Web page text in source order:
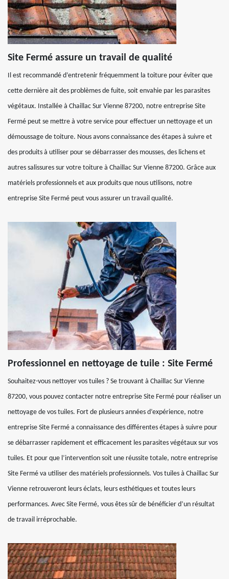
Site Fermé assure un travail de qualité
Il est recommandé d’entretenir fréquemment la toiture pour éviter que
cette dernière ait des problèmes de fuite, soit envahie par les parasites
végétaux. Installée à Chaillac Sur Vienne 87200, notre entreprise Site
Fermé peut se mettre à votre service pour effectuer un nettoyage et un
démoussage de toiture. Nous avons connaissance des étapes à suivre et
des produits à utiliser pour se débarrasser des mousses, des lichens et
autres salissures sur votre toiture à Chaillac Sur Vienne 87200. Grâce aux
matériels professionnels et aux produits que nous utilisons, notre
entreprise Site Fermé peut vous assurer un travail qualité.
Professionnel en nettoyage de tuile : Site Fermé
Souhaitez-vous nettoyer vos tuiles ? Se trouvant à Chaillac Sur Vienne
87200, vous pouvez contacter notre entreprise Site Fermé pour réaliser un
nettoyage de vos tuiles. Fort de plusieurs années d’expérience, notre
entreprise Site Fermé a connaissance des différentes étapes à suivre pour
se débarrasser rapidement et efficacement les parasites végétaux sur vos
tuiles. Et pour que l’intervention soit une réussite totale, notre entreprise
Site Fermé va utiliser des matériels professionnels. Vos tuiles à Chaillac Sur
Vienne retrouveront leurs éclats, leurs esthétiques et toutes leurs
performances. Avec Site Fermé, vous êtes sûr de bénéficier d’un résultat
de travail irréprochable.